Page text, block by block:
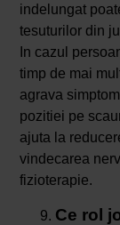
indelungat
tesuturilor din
In cazul
timp de mai
agrava
pozitiei pe
ajuta la
vindecarea
fizioterapie.
Ce rol